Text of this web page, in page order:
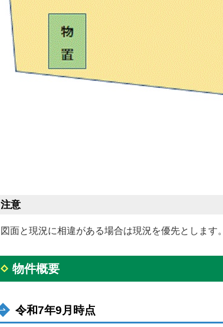
注意
図面と現況に相違がある場合は現況を優先とします。
物件概要
令和7年9月時点